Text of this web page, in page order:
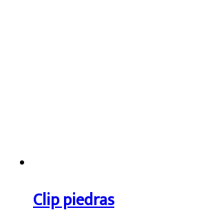
Clip piedras